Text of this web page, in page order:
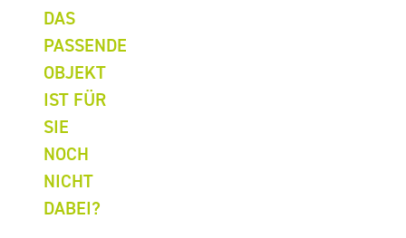
DAS
PASSENDE
OBJEKT
IST FÜR
SIE
NOCH
NICHT
DABEI?